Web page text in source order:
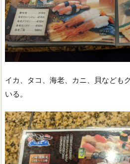
イカ、タコ、海老、カニ、貝なども
いる。